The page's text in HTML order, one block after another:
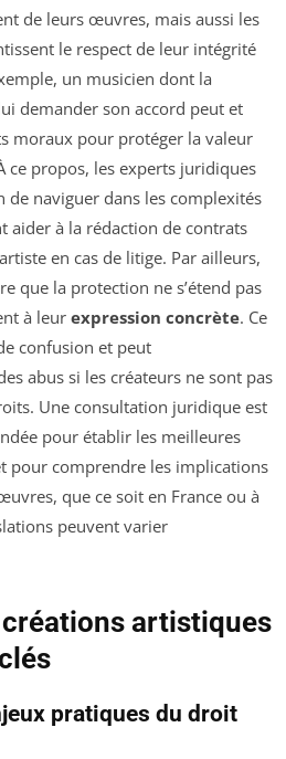
de leurs œuvres, mais aussi les
le respect de leur intégrité
un musicien dont la
demander son accord peut et
moraux pour protéger la valeur
ce propos, les experts juridiques
naviguer dans les complexités
aider à la rédaction de contrats
en cas de litige. Par ailleurs,
que la protection ne s’étend pas
à leur expression concrète. Ce
confusion et peut
abus si les créateurs ne sont pas
Une consultation juridique est
pour établir les meilleures
pour comprendre les implications
que ce soit en France ou à
peuvent varier
artistiques
pratiques du droit